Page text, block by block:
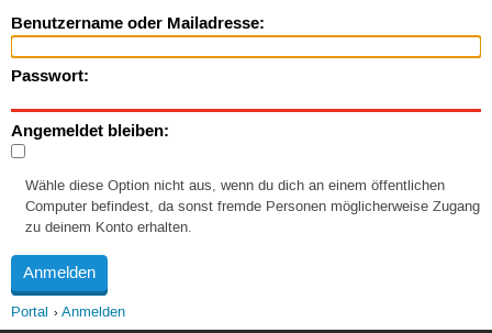
Benutzername oder Mailadresse:
Passwort:
Angemeldet bleiben:
Wähle diese Option nicht aus, wenn du dich an einem öffentlichen
Computer befindest, da sonst fremde Personen möglicherweise Zugang
zu deinem Konto erhalten.
Portal Anmelden